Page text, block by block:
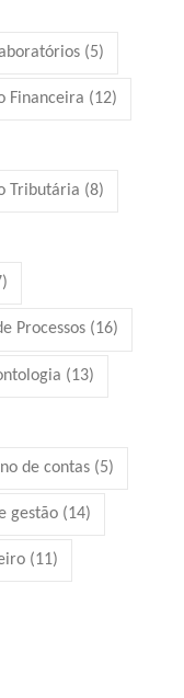
(5)
Financeira (12)
Tributária (8)
Processos (16)
(13)
de contas (5)
gestão (14)
(11)